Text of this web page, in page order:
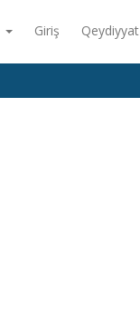
Giriş Qeydiyyat